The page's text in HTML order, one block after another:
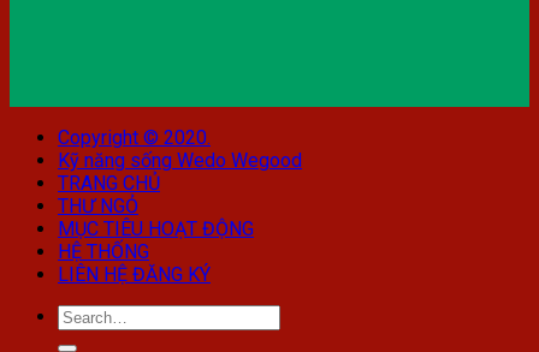
Copyright © 2020.
Kỹ năng sống Wedo Wegood
TRANG CHỦ
THƯ NGỎ
MỤC TIÊU HOẠT ĐỘNG
HỆ THỐNG
LIÊN HỆ ĐĂNG KÝ